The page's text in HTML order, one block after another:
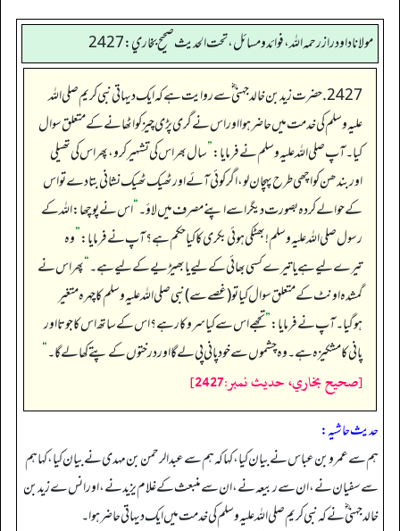
مولانا داود راز رحمه الله، فوائد و مسائل، تحت الحديث صحيح بخاري: 2427
2427. حضرت زید بن خالد جہنی ؓ سے روایت ہے کہ ایک دیہاتی نبی کریم صلی اللہ
علیہ وسلم کی خدمت میں حاضر ہوا اور اس نے گری پڑی چیز کو اٹھانے کے متعلق سوال
کیا۔ آپ صلی اللہ علیہ وسلم نے فرمایا:”سال بھر اس کی تشہیر کرو، پھر اس کی تھیلی
اور بندھن کو اچھی طرح پہچان لو، اگر کوئی آئے اور ٹھیک ٹھیک نشانی بتادے تو اس
کے حوالے کردہ بصورت دیگر اسے اپنے مصرف میں لاؤ۔“اس نے پوچھا: اللہ کے
رسول صلی اللہ علیہ وسلم ! بھٹکی ہوئی بکری کا کیا حکم ہے؟آپ نے فرمایا:”وہ
تیرے لیے ہے یا تیرے کسی بھائی کے لیے یا بھیڑیے کے لیے ہے۔“پھر اس نے
گمشدہ اونٹ کے متعلق سوال کیاتو (غصے سے) نبی صلی اللہ علیہ وسلم کاچہرہ متغیر
ہوگیا۔ آپ نے فرمایا:”تجھے اس سے کیا سروکار ہے؟اس کے ساتھ اس کا جوتا اور
پانی کا مشکیزہ ہے۔ وہ چشموں سے خود پانی پی لے گا اور درختوں کے پتے کھالے گا۔“
[صحيح بخاري، حديث نمبر:2427]
حدیث حاشیہ:
ہم سے عمرو بن عباس نے بیان کیا، کہا کہ ہم سے عبدالرحمن بن مہدی نے بیان کیا، کہا ہم
سے سفیان نے، ان سے ربیعہ نے، ان سے منبعث کے غلام یزید نے، اور انس ے زید بن
خالد جہنی ؓ نے کہ نبی کریم صلی اللہ علیہ وسلم کی خدمت میں ایک دیہاتی حاضر ہوا۔